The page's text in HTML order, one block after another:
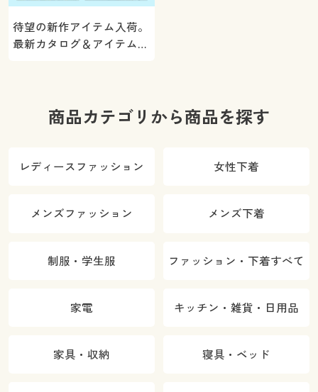
待望の新作アイテム入荷。
最新カタログ＆アイテムを
商品カテゴリから商品を探す
レディースファッション 女性下着
メンズファッション メンズ下着
制服・学生服 ファッション・下着すべて
家電 キッチン・雑貨・日用品
家具・収納 寝具・ベッド